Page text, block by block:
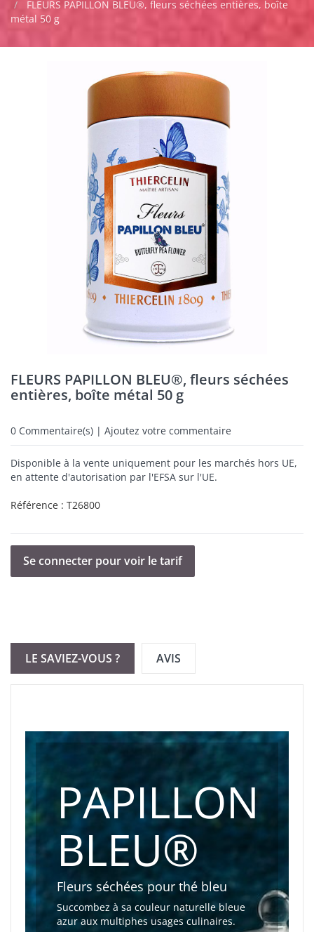
FLEURS PAPILLON BLEU®, fleurs séchées entières, boîte
métal 50 g
FLEURS PAPILLON BLEU®, fleurs séchées
entières, boîte métal 50 g
0 Commentaire(s) | Ajoutez votre commentaire
Disponible à la vente uniquement pour les marchés hors UE,
en attente d'autorisation par l'EFSA sur l'UE.
Référence : T26800
Se connecter pour voir le tarif
LE SAVIEZ-VOUS ? AVIS
PAPILLON
BLEU®
Fleurs séchées pour thé bleu
Succombez à sa couleur naturelle bleue
azur aux multiphes usages culinaires.